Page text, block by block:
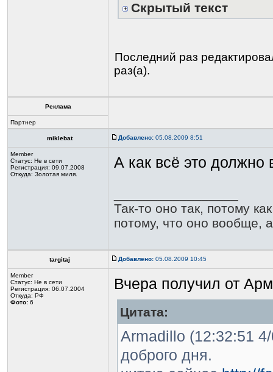
Скрытый текст
Последний раз
раз(а).
Реклама
Партнер
miklebat Добавлено: 05.08.2009 8:51
Member
Статус: Не в сети
Регистрация: 09.07.2008
Откуда: Золотая миля.
А как всё это должно
Так-то оно так, потому
потому, что оно вообще,
targitaj Добавлено: 05.08.2009 10:45
Member
Статус: Не в сети
Регистрация: 06.07.2004
Откуда: РФ
Фото: 6
Вчера получил от
Цитата:
Armadillo (12:32:51
доброго дня.